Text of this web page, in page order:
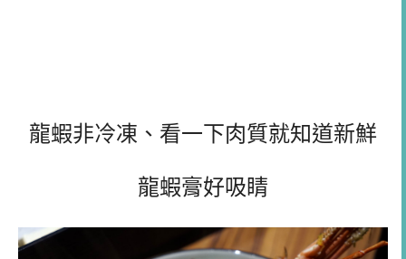
龍蝦非冷凍、看一下肉質就知道新鮮
龍蝦膏好吸睛